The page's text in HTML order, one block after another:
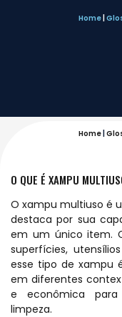
Home|
Home|
O QUE É XAMPU
O xampu multiuso é
destaca por sua
em um único item.
superfícies,
esse tipo de xampu
em diferentes
e econômica para
limpeza.